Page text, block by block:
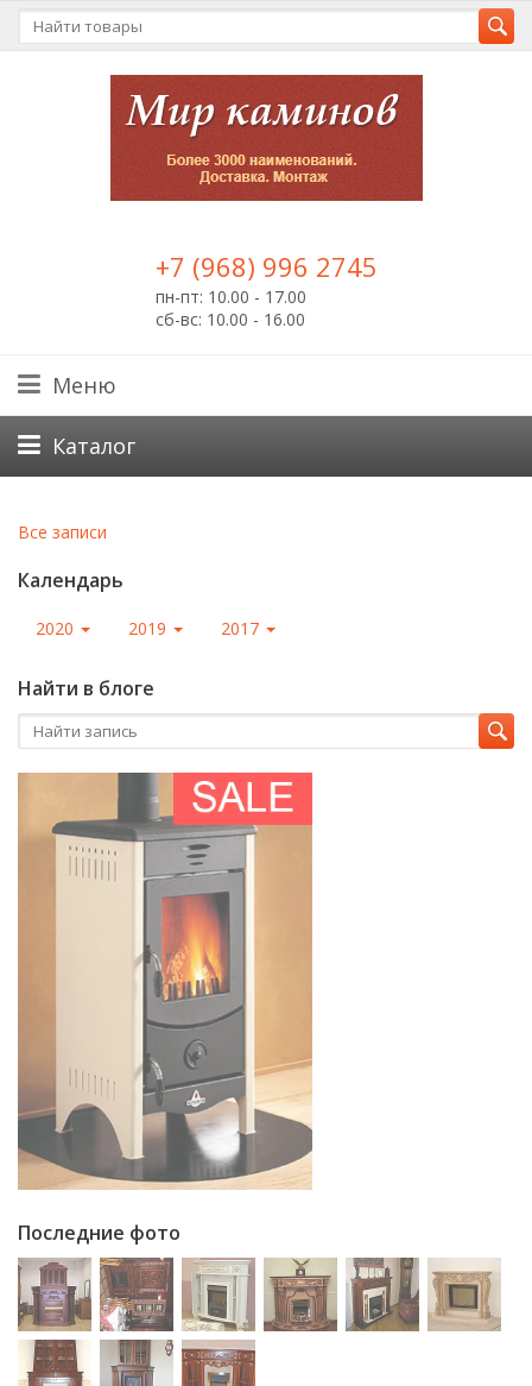
+7 (968) 996 2745
пн-пт: 10.00 - 17.00
сб-вс: 10.00 - 16.00
Меню
Каталог
Все записи
Календарь
2020 2019 2017
Найти в блоге
Последние фото